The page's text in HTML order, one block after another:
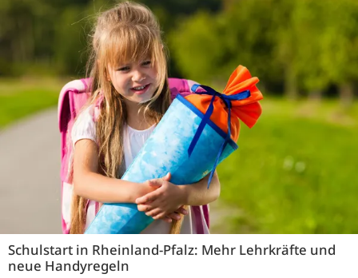
Schulstart in Rheinland-Pfalz: Mehr Lehrkräfte und
neue Handyregeln